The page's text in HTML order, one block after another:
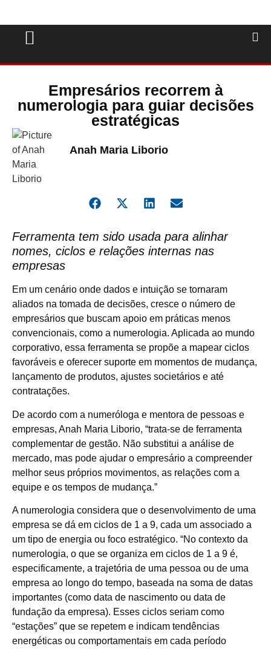
Empresários recorrem à
numerologia para guiar decisões
estratégicas
Anah Maria Liborio
Ferramenta tem sido usada para alinhar
nomes, ciclos e relações internas nas
empresas
Em um cenário onde dados e intuição se tornaram
aliados na tomada de decisões, cresce o número de
empresários que buscam apoio em práticas menos
convencionais, como a numerologia. Aplicada ao mundo
corporativo, essa ferramenta se propõe a mapear ciclos
favoráveis e oferecer suporte em momentos de mudança,
lançamento de produtos, ajustes societários e até
contratações.
De acordo com a numeróloga e mentora de pessoas e
empresas, Anah Maria Liborio, “trata-se de ferramenta
complementar de gestão. Não substitui a análise de
mercado, mas pode ajudar o empresário a compreender
melhor seus próprios movimentos, as relações com a
equipe e os tempos de mudança.”
A numerologia considera que o desenvolvimento de uma
empresa se dá em ciclos de 1 a 9, cada um associado a
um tipo de energia ou foco estratégico. “No contexto da
numerologia, o que se organiza em ciclos de 1 a 9 é,
especificamente, a trajetória de uma pessoa ou de uma
empresa ao longo do tempo, baseada na soma de datas
importantes (como data de nascimento ou data de
fundação da empresa). Esses ciclos seriam como
“estações” que se repetem e indicam tendências
energéticas ou comportamentais em cada período